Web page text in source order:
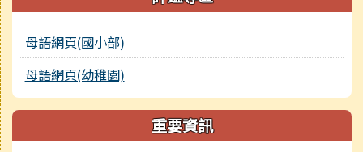
母語網頁(國小部)
母語網頁(幼稚園)
重要資訊